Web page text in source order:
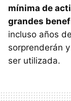
mínima de
grandes
incluso años
sorprenderán
ser utilizada.